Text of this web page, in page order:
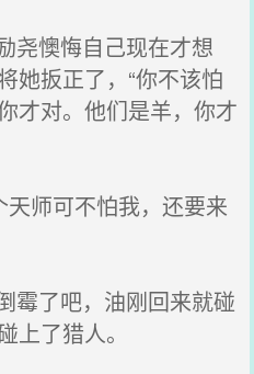
尧懊悔自己现在才想
她扳正了，“你不该怕
才对。他们是羊，你才
师可不怕我，还要来
了吧，油刚回来就碰
上了猎人。